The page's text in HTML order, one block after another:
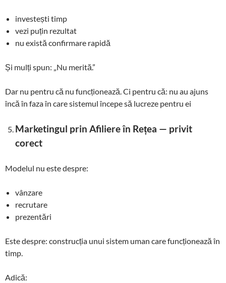
investești timp
vezi puțin rezultat
nu există confirmare rapidă
Și mulți spun: „Nu merită.”
Dar nu pentru că nu funcționează. Ci pentru că: nu au ajuns
încă în faza în care sistemul începe să lucreze pentru ei
Marketingul prin Afiliere în Rețea — privit
corect
Modelul nu este despre:
vânzare
recrutare
prezentări
Este despre: construcția unui sistem uman care funcționează în
timp.
Adică: